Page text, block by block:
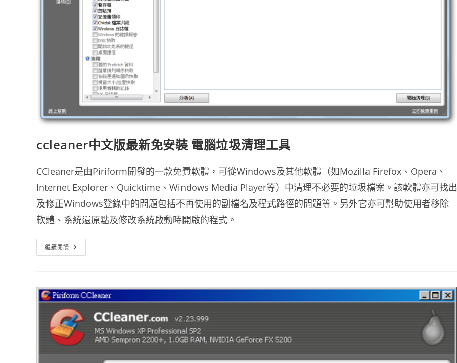
ccleaner中文版最新免安裝 電腦垃圾清理工具
CCleaner是由Piriform開發的一款免費軟體，可從Windows及其他軟體（如Mozilla Firefox、Opera、
Internet Explorer、Quicktime、Windows Media Player等）中清理不必要的垃圾檔案。該軟體亦可找出
及修正Windows登錄中的問題包括不再使用的副檔名及程式路徑的問題等。另外它亦可幫助使用者移除
軟體、系統還原點及修改系統啟動時開啟的程式。
繼續閱讀 Ccleaner
中
免
安
裝
電
腦
垃
圾
清
理
工